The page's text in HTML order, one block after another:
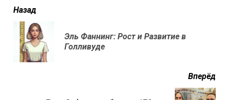
читать
еще
Назад
Эль Фаннинг: Рост и Развитие в
Голливуде
Вперёд